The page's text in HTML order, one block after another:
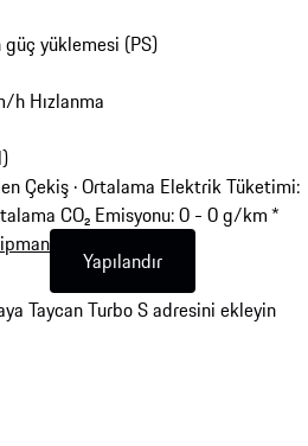
yüklemesi (PS)
h Hızlanma
Çekiş ·Ortalama Elektrik Tüketimi:
CO₂ Emisyonu: 0 - 0 g/km *
Yapılandır
Taycan Turbo S adresini ekleyin